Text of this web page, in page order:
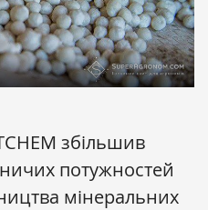
збільшив
потужностей
мінеральних